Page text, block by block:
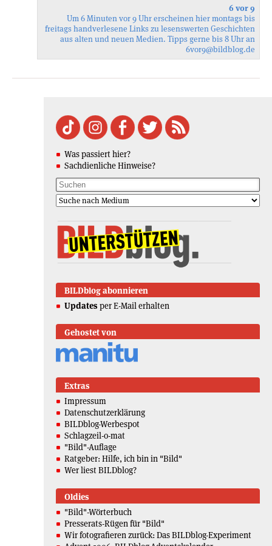
6 vor 9
Um 6 Minuten vor 9 Uhr erscheinen hier montags bis
freitags handverlesene Links zu lesenswerten Geschichten
aus alten und neuen Medien. Tipps gerne bis 8 Uhr an
6vor9@bildblog.de
Was passiert hier?
Sachdienliche Hinweise?
BILDblog abonnieren
Updates per E-Mail erhalten
Gehostet von
Extras
Impressum
Datenschutzerklärung
BILDblog-Werbespot
Schlagzeil-o-mat
"Bild"-Auflage
Ratgeber: Hilfe, ich bin in "Bild"
Wer liest BILDblog?
Oldies
"Bild"-Wörterbuch
Presserats-Rügen für "Bild"
Wir fotografieren zurück: Das BILDblog-Experiment